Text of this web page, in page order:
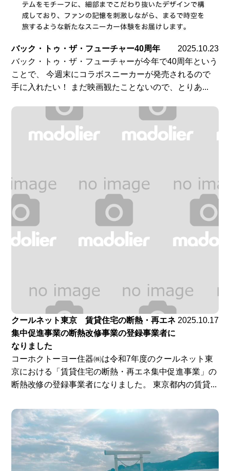
バック・トゥ・ザ・フューチャー40周年
2025.10.23
バック・トゥ・ザ・フューチャーが今年で40周年という
ことで、 今週末にコラボスニーカーが発売されるので
手に入れたい！ まだ映画観たことないので、とりあ...
クールネット東京 賃貸住宅の断熱・再エネ
集中促進事業の断熱改修事業の登録事業者に
なりました
2025.10.17
コーホクトーヨー住器㈱は令和7年度のクールネット東
京における「賃貸住宅の断熱・再エネ集中促進事業」の
断熱改修の登録事業者になりました。 東京都内の賃貸...